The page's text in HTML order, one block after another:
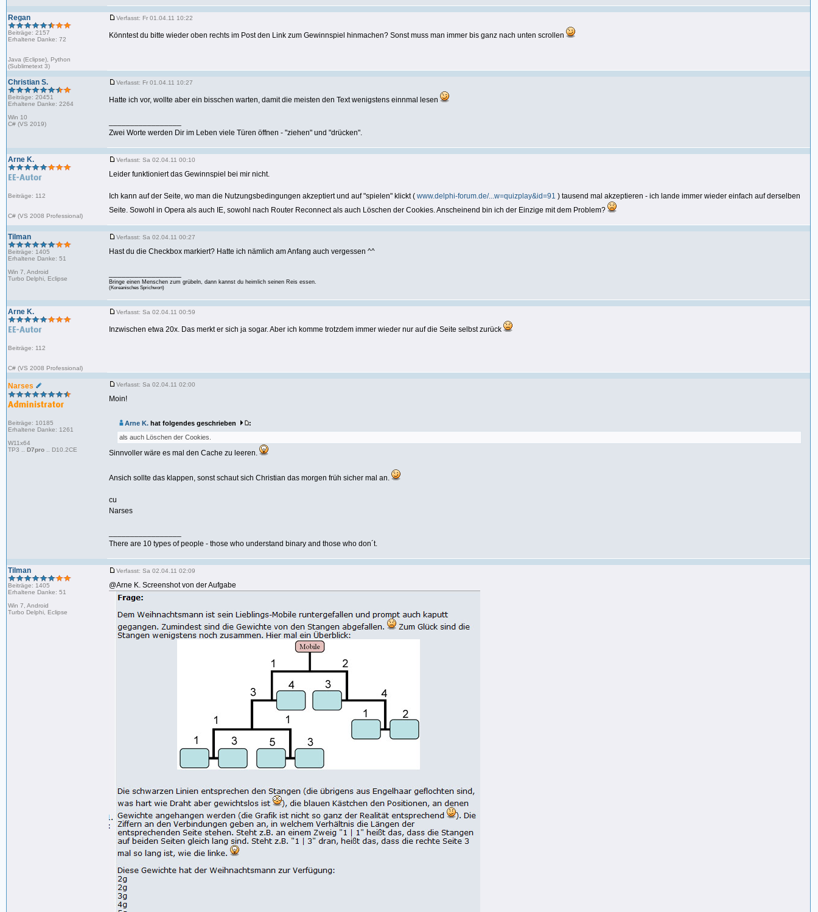
Regan
Beiträge: 2157
Erhaltene Danke: 72
Java (Eclipse), Python
(Sublimetext 3)
Verfasst: Fr 01.04.11 10:22
Könntest du bitte wieder oben rechts im Post den Link zum Gewinnspiel hinmachen? Sonst muss man immer bis ganz nach unten scrollen
Christian S.
Beiträge: 20451
Erhaltene Danke: 2264
Win 10
C# (VS 2019)
Verfasst: Fr 01.04.11 10:27
Hatte ich vor, wollte aber ein bisschen warten, damit die meisten den Text wenigstens einnmal lesen
Zwei Worte werden Dir im Leben viele Türen öffnen - "ziehen" und "drücken".
Arne K.
Beiträge: 112
C# (VS 2008 Professional)
Verfasst: Sa 02.04.11 00:10
Leider funktioniert das Gewinnspiel bei mir nicht.
Ich kann auf der Seite, wo man die Nutzungsbedingungen akzeptiert und auf "spielen" klickt ( www.delphi-forum.de/...w=quizplay&id=91 ) tausend mal akzeptieren - ich lande immer wieder einfach auf derselben
Seite. Sowohl in Opera als auch IE, sowohl nach Router Reconnect als auch Löschen der Cookies. Anscheinend bin ich der Einzige mit dem Problem?
Tilman
Beiträge: 1405
Erhaltene Danke: 51
Win 7, Android
Turbo Delphi, Eclipse
Verfasst: Sa 02.04.11 00:27
Hast du die Checkbox markiert? Hatte ich nämlich am Anfang auch vergessen ^^
Bringe einen Menschen zum grübeln, dann kannst du heimlich seinen Reis essen.
(Koreanisches Sprichwort)
Arne K.
Beiträge: 112
C# (VS 2008 Professional)
Verfasst: Sa 02.04.11 00:59
Inzwischen etwa 20x. Das merkt er sich ja sogar. Aber ich komme trotzdem immer wieder nur auf die Seite selbst zurück
Narses
Beiträge: 10185
Erhaltene Danke: 1261
W11x64
TP3 .. D7pro .. D10.2CE
Verfasst: Sa 02.04.11 02:00
Moin!
Arne K.hat folgendes geschrieben
:
als auch Löschen der Cookies.
Sinnvoller wäre es mal den Cache zu leeren.
Ansich sollte das klappen, sonst schaut sich Christian das morgen früh sicher mal an.
cu
Narses
There are 10 types of people - those who understand binary and those who don´t.
Tilman
Beiträge: 1405
Erhaltene Danke: 51
Win 7, Android
Turbo Delphi, Eclipse
Verfasst: Sa 02.04.11 02:09
@Arne K. Screenshot von der Aufgabe